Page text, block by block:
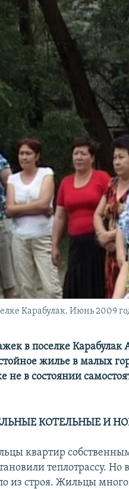
Карабулак. Июнь 2009
в поселке Карабулак
жилье в малых
не в состоянии
КОТЕЛЬНЫЕ И
квартир
теплотрассу.
из строя. Жильцы